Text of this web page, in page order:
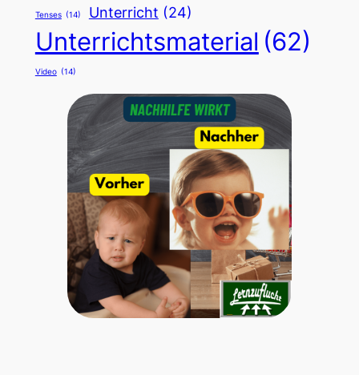
Tenses (14) Unterricht (24)
Unterrichtsmaterial (62)
Video (14)